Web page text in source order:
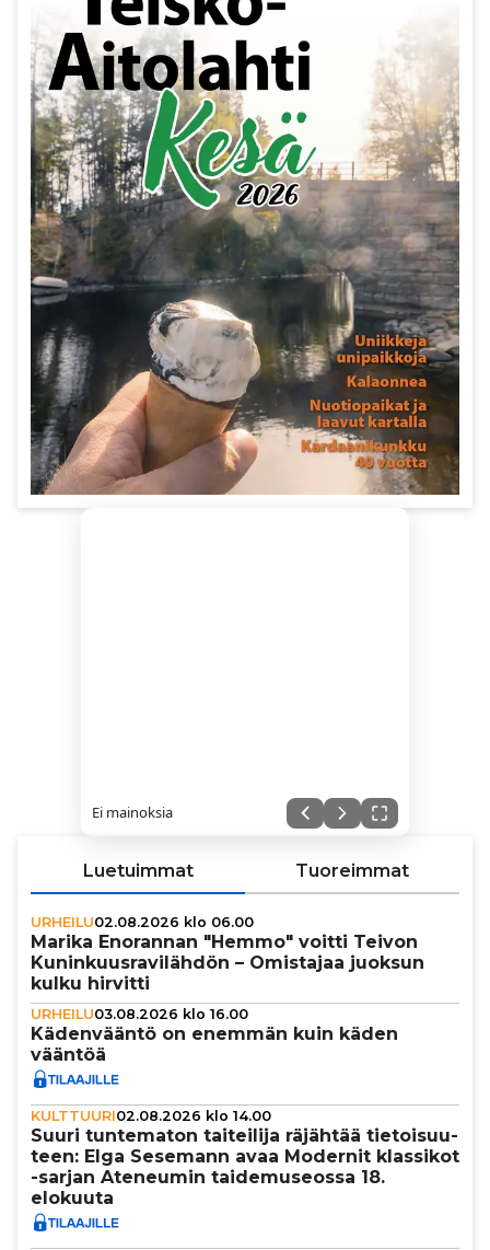
Ei mainoksia
Luetuimmat Tuoreimmat
URHEILU02.08.2026 klo 06.00
Marika Enorannan "Hemmo" voitti Teivon
Kunin­kuus­ra­vi­läh­dön – Omistajaa juoksun
kulku hirvitti
URHEILU03.08.2026 klo 16.00
Käden­vääntö on enemmän kuin käden
vääntöä
KULTTUURI02.08.2026 klo 14.00
Suuri tun­te­ma­ton tai­tei­lija räjähtää tie­toi­suu­
teen: Elga Sesemann avaa Modernit klassikot
-sarjan Ateneumin tai­de­mu­se­ossa 18.
elokuuta